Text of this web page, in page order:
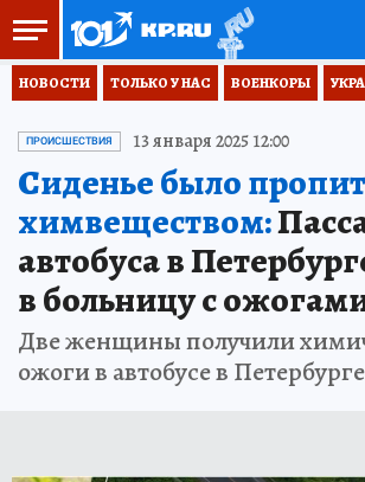
НОВОСТИ ТОЛЬКО У НАС ВОЕНКОРЫ
ПРОИСШЕСТВИЯ 13 января 2025 12:00
Сиденье было
химвеществом:
автобуса в
в больницу с
Две женщины получили
ожоги в автобусе в Петербурге